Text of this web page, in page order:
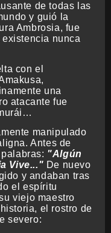
de todas las
y guió la
Ambrosia, fue
nunca
con el
una
atacante fue
manipulado
Antes de
"Algún
Vive..." De nuevo
y andaban tras
el espíritu
viejo maestro
el rostro de
severo: